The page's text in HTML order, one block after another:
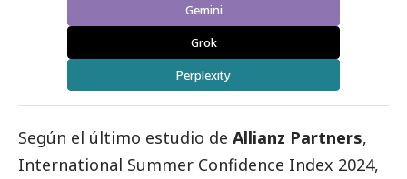
Gemini
Grok
Perplexity
Según el último estudio de Allianz Partners,
International Summer Confidence Index 2024,